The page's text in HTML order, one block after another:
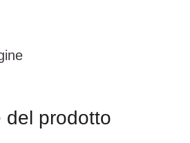
del prodotto